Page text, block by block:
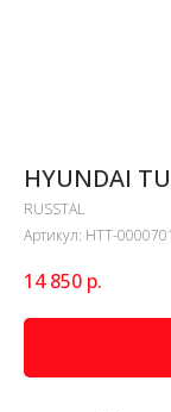
HYUNDAI
RUSSTAL
Артикул: HTT-0000701
14 850 р.